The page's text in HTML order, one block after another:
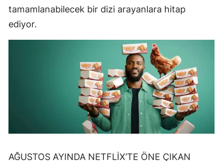
tamamlanabilecek bir dizi arayanlara hitap
ediyor.
AĞUSTOS AYINDA NETFLİX’TE ÖNE ÇIKAN